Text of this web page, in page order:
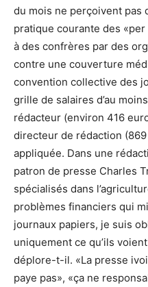
du mois ne perçoivent pas
pratique courante des
à des confrères par des
contre une couverture
convention collective des
grille de salaires d’au
rédacteur (environ 416
directeur de rédaction
appliquée. Dans une
patron de presse Charles
spécialisés dans
problèmes financiers qui
journaux papiers, je suis
uniquement ce qu’ils
déplore-t-il. «La presse
paye pas», «ça ne